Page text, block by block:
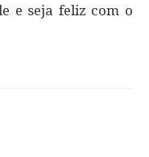
e seja feliz com o